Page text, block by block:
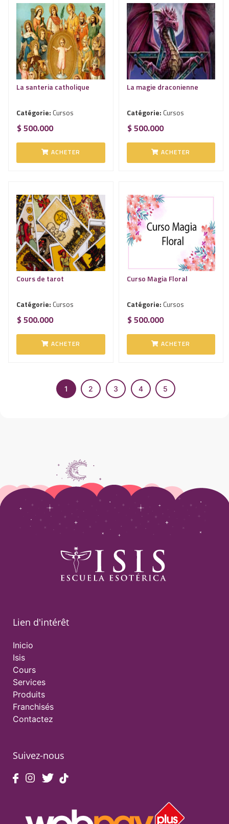
La santeria catholique
Catégorie: Cursos
$ 500.000
ACHETER
La magie draconienne
Catégorie: Cursos
$ 500.000
ACHETER
Cours de tarot
Catégorie: Cursos
$ 500.000
ACHETER
Curso Magia Floral
Catégorie: Cursos
$ 500.000
ACHETER
1 2 3 4 5
Lien d'intérêt
Inicio
Isis
Cours
Services
Produits
Franchisés
Contactez
Suivez-nous